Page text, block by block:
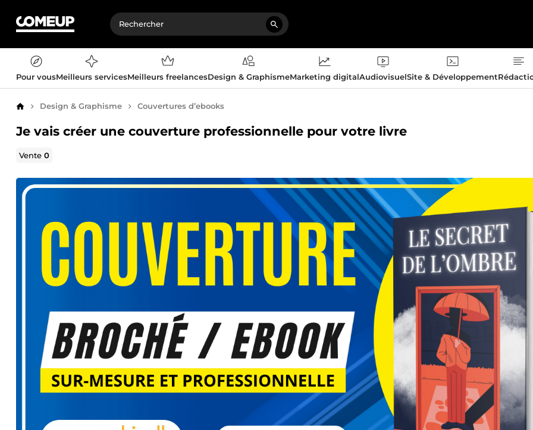
Pour vousMeilleurs servicesMeilleurs freelancesDesign & GraphismeMarketing digitalAudiovisuelSite & Développement
AccueilDesign & Graphisme Couvertures d’ebooks
Je vais créer une couverture professionnelle pour votre livre
Vente0